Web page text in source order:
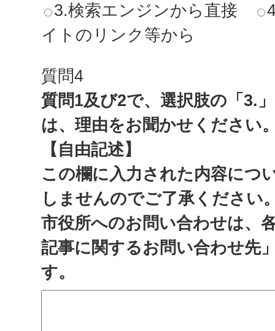
3.検索エンジンから直接
イトのリンク等から
質問4
質問1及び2で、選択肢の「3.
は、理由をお聞かせください
【自由記述】
この欄に入力された内容につ
しませんのでご了承ください
市役所へのお問い合わせは、
記事に関するお問い合わせ先
す。